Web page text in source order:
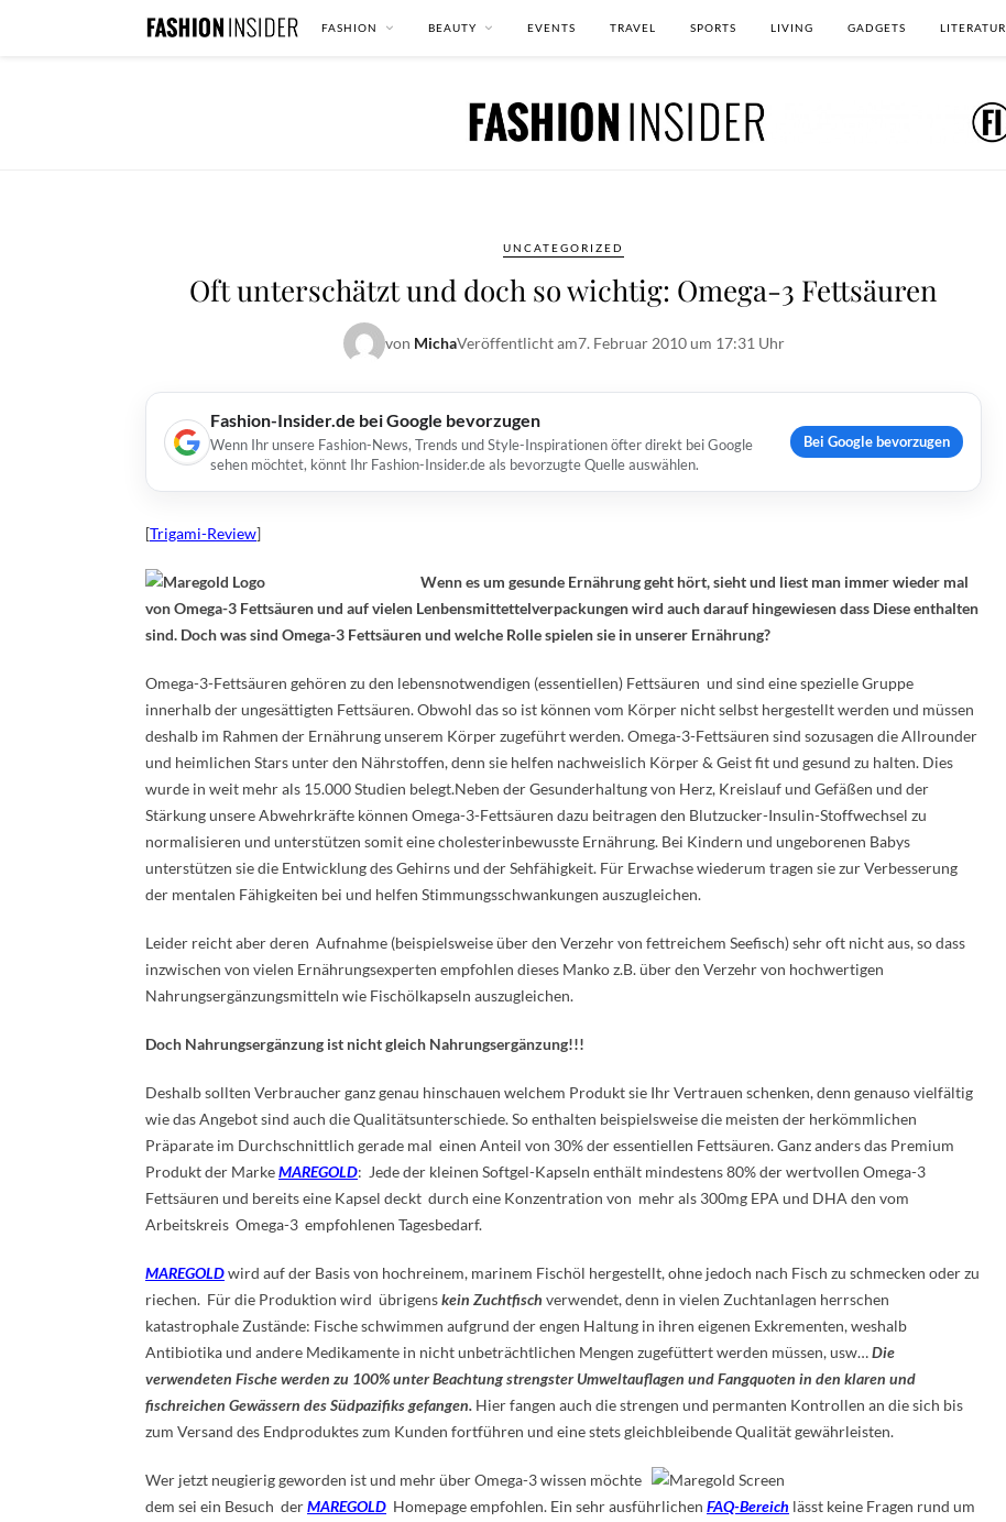
FASHION BEAUTY EVENTS TRAVEL SPORTS LIVING GADGETS LITERATUR
UNCATEGORIZED
Oft unterschätzt und doch so wichtig: Omega-3 Fettsäuren
von MichaVeröffentlicht am7. Februar 2010 um 17:31 Uhr
Fashion-Insider.de bei Google bevorzugen
Wenn Ihr unsere Fashion-News, Trends und Style-Inspirationen öfter direkt bei Google
sehen möchtet, könnt Ihr Fashion-Insider.de als bevorzugte Quelle auswählen.
Bei Google bevorzugen
[Trigami-Review]
Wenn es um gesunde Ernährung geht hört, sieht und liest man immer wieder mal
von Omega-3 Fettsäuren und auf vielen Lenbensmittettelverpackungen wird auch darauf hingewiesen dass Diese enthalten
sind. Doch was sind Omega-3 Fettsäuren und welche Rolle spielen sie in unserer Ernährung?
Omega-3-Fettsäuren gehören zu den lebensnotwendigen (essentiellen) Fettsäuren und sind eine spezielle Gruppe
innerhalb der ungesättigten Fettsäuren. Obwohl das so ist können vom Körper nicht selbst hergestellt werden und müssen
deshalb im Rahmen der Ernährung unserem Körper zugeführt werden. Omega-3-Fettsäuren sind sozusagen die Allrounder
und heimlichen Stars unter den Nährstoffen, denn sie helfen nachweislich Körper & Geist fit und gesund zu halten. Dies
wurde in weit mehr als 15.000 Studien belegt.Neben der Gesunderhaltung von Herz, Kreislauf und Gefäßen und der
Stärkung unsere Abwehrkräfte können Omega-3-Fettsäuren dazu beitragen den Blutzucker-Insulin-Stoffwechsel zu
normalisieren und unterstützen somit eine cholesterinbewusste Ernährung. Bei Kindern und ungeborenen Babys
unterstützen sie die Entwicklung des Gehirns und der Sehfähigkeit. Für Erwachse wiederum tragen sie zur Verbesserung
der mentalen Fähigkeiten bei und helfen Stimmungsschwankungen auszugleichen.
Leider reicht aber deren Aufnahme (beispielsweise über den Verzehr von fettreichem Seefisch) sehr oft nicht aus, so dass
inzwischen von vielen Ernährungsexperten empfohlen dieses Manko z.B. über den Verzehr von hochwertigen
Nahrungsergänzungsmitteln wie Fischölkapseln auszugleichen.
Doch Nahrungsergänzung ist nicht gleich Nahrungsergänzung!!!
Deshalb sollten Verbraucher ganz genau hinschauen welchem Produkt sie Ihr Vertrauen schenken, denn genauso vielfältig
wie das Angebot sind auch die Qualitätsunterschiede. So enthalten beispielsweise die meisten der herkömmlichen
Präparate im Durchschnittlich gerade mal einen Anteil von 30% der essentiellen Fettsäuren. Ganz anders das Premium
Produkt der MarkeMAREGOLD: Jede der kleinen Softgel-Kapseln enthält mindestens 80% der wertvollen Omega-3
Fettsäuren und bereits eine Kapsel deckt durch eine Konzentration von mehr als 300mg EPA und DHA den vom
Arbeitskreis Omega-3 empfohlenen Tagesbedarf.
MAREGOLDwird auf der Basis von hochreinem, marinem Fischöl hergestellt, ohne jedoch nach Fisch zu schmecken oder zu
riechen. Für die Produktion wird übrigenskein Zuchtfisch verwendet, denn in vielen Zuchtanlagen herrschen
katastrophale Zustände: Fische schwimmen aufgrund der engen Haltung in ihren eigenen Exkrementen, weshalb
Antibiotika und andere Medikamente in nicht unbeträchtlichen Mengen zugefüttert werden müssen, usw…Die
verwendeten Fische werden zu 100% unter Beachtung strengster Umweltauflagen und Fangquoten in den klaren und
fischreichen Gewässern des Südpazifiks gefangen. Hier fangen auch die strengen und permanten Kontrollen an die sich bis
zum Versand des Endproduktes zum Kunden fortführen und eine stets gleichbleibende Qualität gewährleisten.
Wer jetzt neugierig geworden ist und mehr über Omega-3 wissen möchte
dem sei ein Besuch derMAREGOLD Homepage empfohlen. Ein sehr ausführlichen FAQ-Bereich lässt keine Fragen rund um